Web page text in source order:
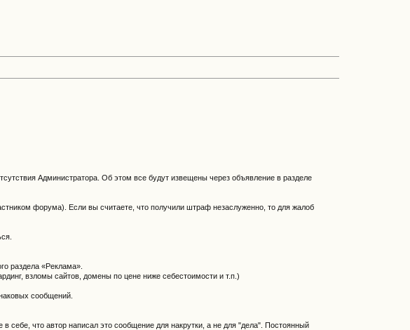
Aдминистратора. Об этом все будут извещены через объявление в разделе
форума). Если вы считаете, что получили штраф незаслуженно, то для жалоб
раздела «Реклама».
взломы сайтов, домены по цене ниже себестоимости и т.п.)
сообщений.
что автор написал это сообщение для накрутки, а не для "дела". Постоянный